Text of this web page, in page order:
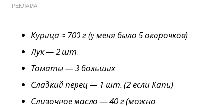
РЕКЛАМА
Курица ≈ 700 г (у меня было 5 окорочков)
Лук — 2 шт.
Томаты — 3 больших
Сладкий перец — 1 шт. (2 если Капи)
Сливочное масло — 40 г (можно